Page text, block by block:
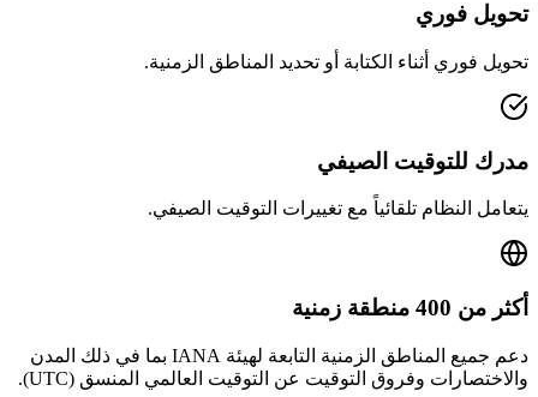
تحويل فوري
تحويل فوري أثناء الكتابة أو تحديد المناطق الزمنية.
مدرك للتوقيت الصيفي
يتعامل النظام تلقائياً مع تغييرات التوقيت الصيفي.
أكثر من 400 منطقة زمنية
دعم جميع المناطق الزمنية التابعة لهيئة IANA بما في ذلك المدن
والاختصارات وفروق التوقيت عن التوقيت العالمي المنسق (UTC).